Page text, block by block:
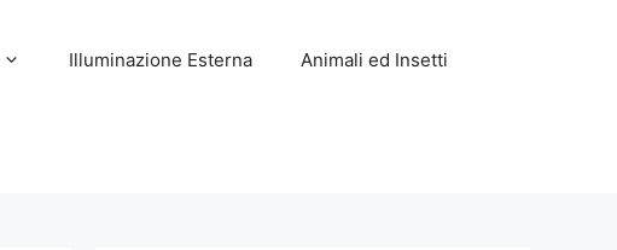
Illuminazione Esterna Animali ed Insetti